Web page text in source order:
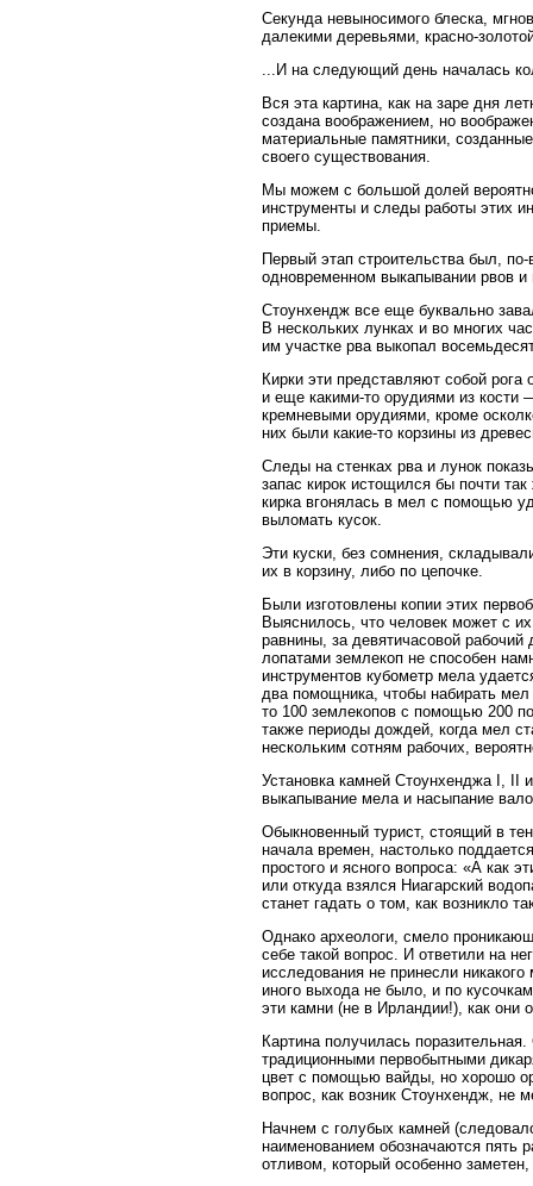
Секунда невыносимого блеска,
далекими деревьями, красно-
...И на следующий день началась
Вся эта картина, как на заре дня
создана воображением, но
материальные памятники,
своего существования.
Мы можем с большой долей
инструменты и следы работы этих
приемы.
Первый этап строительства был,
одновременном выкапывании рвов и
Стоунхендж все еще буквально
В нескольких лунках и во многих
им участке рва выкопал
Кирки эти представляют собой
и еще какими-то орудиями из кости
кремневыми орудиями, кроме
них были какие-то корзины из
Следы на стенках рва и лунок
запас кирок истощился бы почти
кирка вгонялась в мел с помощью
выломать кусок.
Эти куски, без сомнения,
их в корзину, либо по цепочке.
Были изготовлены копии этих
Выяснилось, что человек может с
равнины, за девятичасовой
лопатами землекоп не способен
инструментов кубометр мела
два помощника, чтобы набирать мел
то 100 землекопов с помощью 200
также периоды дождей, когда мел
нескольким сотням рабочих,
Установка камней Стоунхенджа I, II
выкапывание мела и насыпание
Обыкновенный турист, стоящий в
начала времен, настолько
простого и ясного вопроса: «А как
или откуда взялся Ниагарский
станет гадать о том, как возникло
Однако археологи, смело
себе такой вопрос. И ответили на
исследования не принесли
иного выхода не было, и по
эти камни (не в Ирландии!), как они
Картина получилась
традиционными первобытными
цвет с помощью вайды, но хорошо
вопрос, как возник Стоунхендж, не
Начнем с голубых камней
наименованием обозначаются пять
отливом, который особенно